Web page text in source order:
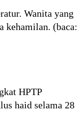
Wanita yang
kehamilan. (baca:
HPTP
haid selama 28